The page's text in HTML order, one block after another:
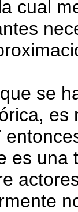
cual
se
es una